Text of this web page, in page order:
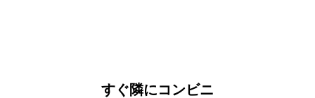
すぐ隣にコンビニ